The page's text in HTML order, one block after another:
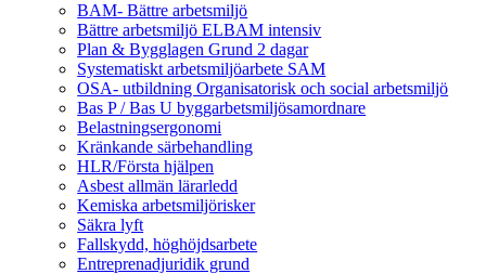
BAM- Bättre arbetsmiljö
Bättre arbetsmiljö ELBAM intensiv
Plan & Bygglagen Grund 2 dagar
Systematiskt arbetsmiljöarbete SAM
OSA- utbildning Organisatorisk och social arbetsmiljö
Bas P / Bas U byggarbetsmiljösamordnare
Belastningsergonomi
Kränkande särbehandling
HLR/Första hjälpen
Asbest allmän lärarledd
Kemiska arbetsmiljörisker
Säkra lyft
Fallskydd, höghöjdsarbete
Entreprenadjuridik grund